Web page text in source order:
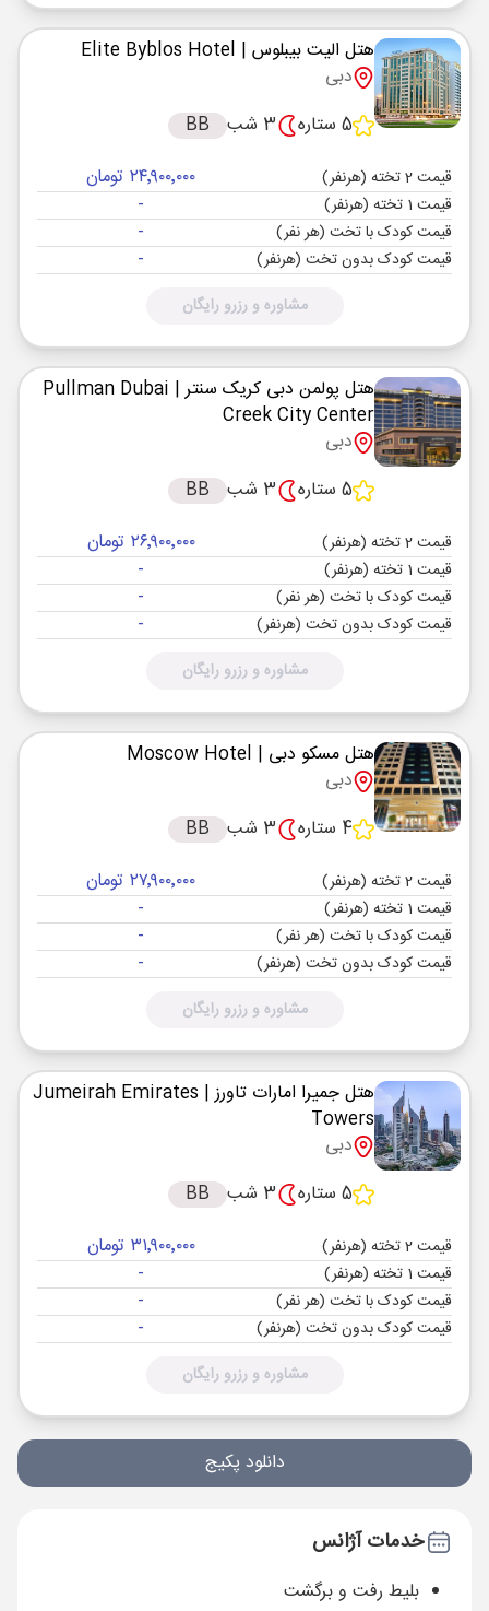
هتل الیت بیبلوس | Elite Byblos Hotel
دبی
5 ستاره
3 شب BB
قیمت 2 تخته (هرنفر) ۲۴٬۹۰۰٬۰۰۰ تومان
قیمت 1 تخته (هرنفر) -
قیمت کودک با تخت (هر نفر) -
قیمت کودک بدون تخت (هرنفر) -
مشاوره و رزرو رایگان
هتل پولمن دبی کریک سنتر | Pullman Dubai
Creek City Center
دبی
5 ستاره
3 شب BB
قیمت 2 تخته (هرنفر) ۲۶٬۹۰۰٬۰۰۰ تومان
قیمت 1 تخته (هرنفر) -
قیمت کودک با تخت (هر نفر) -
قیمت کودک بدون تخت (هرنفر) -
مشاوره و رزرو رایگان
هتل مسکو دبی | Moscow Hotel
دبی
4 ستاره
3 شب BB
قیمت 2 تخته (هرنفر) ۲۷٬۹۰۰٬۰۰۰ تومان
قیمت 1 تخته (هرنفر) -
قیمت کودک با تخت (هر نفر) -
قیمت کودک بدون تخت (هرنفر) -
مشاوره و رزرو رایگان
هتل جمیرا امارات تاورز | Jumeirah Emirates
Towers
دبی
5 ستاره
3 شب BB
قیمت 2 تخته (هرنفر) ۳۱٬۹۰۰٬۰۰۰ تومان
قیمت 1 تخته (هرنفر) -
قیمت کودک با تخت (هر نفر) -
قیمت کودک بدون تخت (هرنفر) -
مشاوره و رزرو رایگان
دانلود پکیج
خدمات آژانس
بلیط رفت و برگشت